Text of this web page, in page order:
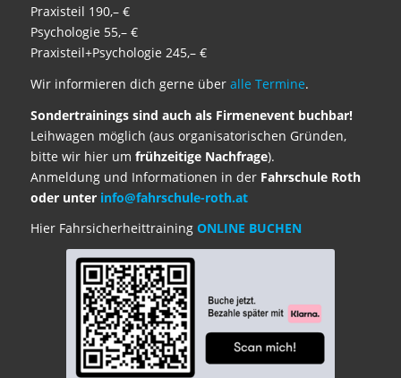
Praxisteil 190,– €
Psychologie 55,– €
Praxisteil+Psychologie 245,– €
Wir informieren dich gerne über alle Termine.
Sondertrainings sind auch als Firmenevent buchbar!
Leihwagen möglich (aus organisatorischen Gründen,
bitte wir hier um frühzeitige Nachfrage).
Anmeldung und Informationen in der Fahrschule Roth
oder unter info@fahrschule-roth.at
Hier Fahrsicherheittraining ONLINE BUCHEN